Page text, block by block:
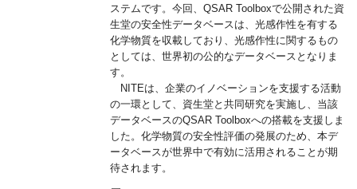
ステムです。今回、QSAR Toolboxで公開された資
生堂の安全性データベースは、光感作性を有する
化学物質を収載しており、光感作性に関するもの
としては、世界初の公的なデータベースとなりま
す。
NITEは、企業のイノベーションを支援する活動
の一環として、資生堂と共同研究を実施し、当該
データベースのQSAR Toolboxへの搭載を支援しま
した。化学物質の安全性評価の発展のため、本デ
ータベースが世界中で有効に活用されることが期
待されます。